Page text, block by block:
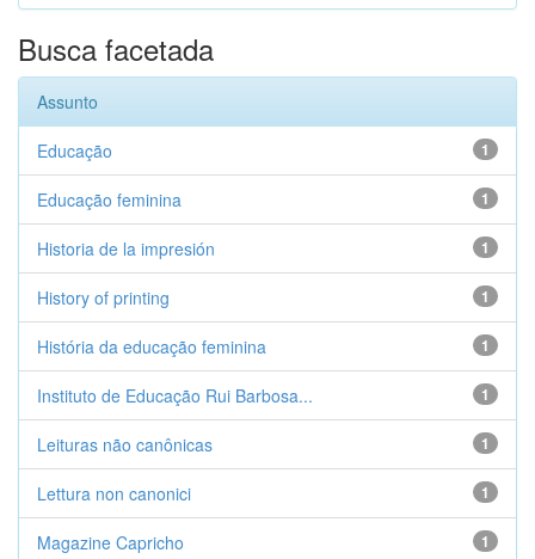
Busca facetada
Assunto
1
Educação
1
Educação feminina
1
Historia de la impresión
1
History of printing
1
História da educação feminina
1
Instituto de Educação Rui Barbosa...
1
Leituras não canônicas
1
Lettura non canonici
1
Magazine Capricho